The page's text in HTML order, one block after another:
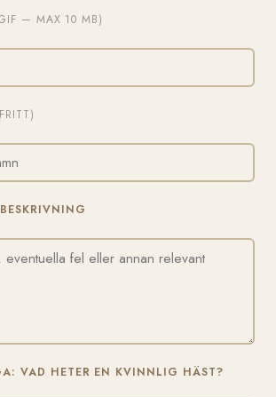
— MAX 10 MB)
VAD HETER EN KVINNLIG HÄST?